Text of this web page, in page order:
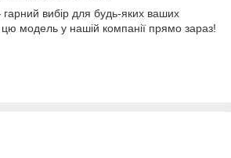
вибір для будь-яких ваших
модель у нашій компанії прямо зараз!